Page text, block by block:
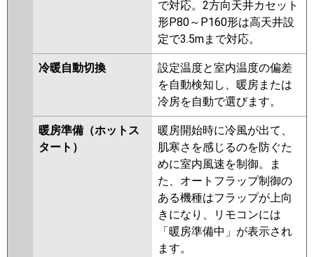
HRMP160FZ PMZX-ERMP160FEZ
PMZX-ERMP160FZ PMZX-
HRMP160FFY PMZX-HRMP160FY
PMZX-ERMP160FEY PMZX-
ERMP160FY PMZX-HRMP160FFV
PMZX-HRMP160FV PMZX-
ERMP160FEW PMZX-
ERMP160FW PMZX-ERMP160FEV
PMZX-ERMP160FV PMZX-
ERMP160FR PMZX-
ERMP160FER
RCIS-GP160RHNP4 RCIS-
GP160RSHP9 RCIS-GP160RHNP3
RCIS-GP160RSHP8
で対応。2方向天井カセット
形P80～P160形は高天井設
定で3.5mまで対応。
冷暖自動切換
設定温度と室内温度の偏差
を自動検知し、暖房または
冷房を自動で選びます。
暖房準備（ホットス
タート）
暖房開始時に冷風が出て、
肌寒さを感じるのを防ぐた
めに室内風速を制御。ま
た、オートフラップ制御の
ある機種はフラップが上向
きになり、リモコンには
「暖房準備中」が表示され
ます。